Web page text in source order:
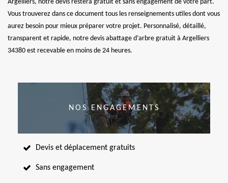
Argelliers, notre devis restera gratuit et sans engagement de votre part.
Vous trouverez dans ce document tous les renseignements utiles dont vous
aurez besoin pour mieux préparer votre projet. Personnalisé, détaillé,
transparent et rapide, notre devis abattage d’arbre gratuit à Argelliers
34380 est recevable en moins de 24 heures.
NOS ENGAGEMENTS
Devis et déplacement gratuits
Sans engagement